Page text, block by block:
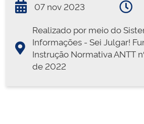
07 nov 2023
Realizado por meio do
Informações - Sei Julgar!
Instrução Normativa ANTT
de 2022